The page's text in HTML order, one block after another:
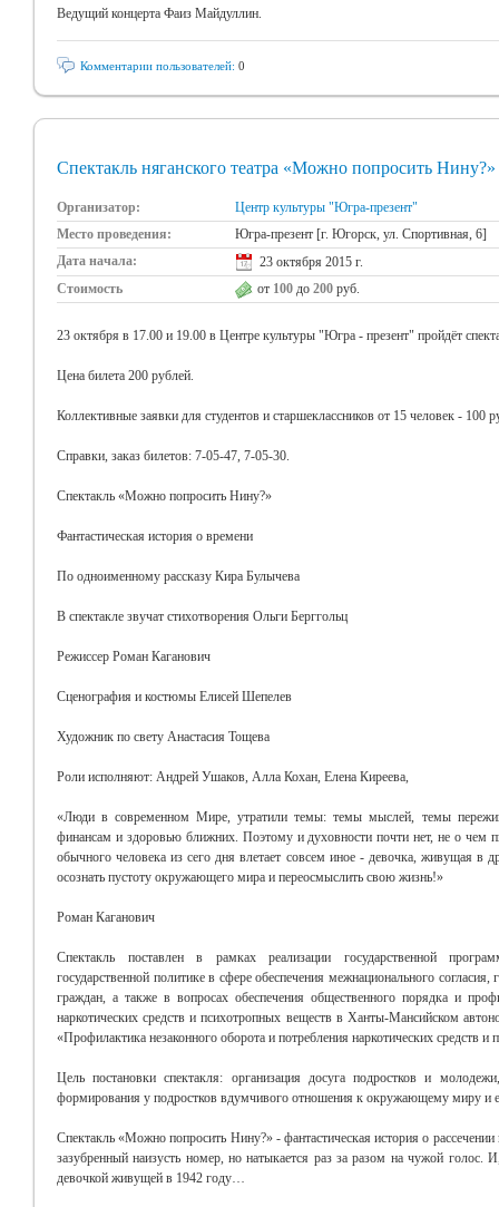
Ведущий концерта Фаиз Майдуллин.
Комментарии пользователей: 0
Спектакль няганского театра «Можно попросить
Организатор:
Центр культуры "Югра-презент"
Место проведения:
Югра-презент [г. Югорск, ул. Спортивная, 6]
Дата начала:
23 октября 2015 г.
Стоимость
от 100 до 200 руб.
23 октября в 17.00 и 19.00 в Центре культуры "Югра - презент" пройдёт
Цена билета 200 рублей.
Коллективные заявки для студентов и старшеклассников от 15 человек - 100
Справки, заказ билетов: 7-05-47, 7-05-30.
Спектакль «Можно попросить Нину?»
Фантастическая история о времени
По одноименному рассказу Кира Булычева
В спектакле звучат стихотворения Ольги Берггольц
Режиссер Роман Каганович
Сценография и костюмы Елисей Шепелев
Художник по свету Анастасия Тощева
Роли исполняют: Андрей Ушаков, Алла Кохан, Елена Киреева,
«Люди в современном Мире, утратили темы: темы мыслей, темы
финансам и здоровью ближних. Поэтому и духовности почти нет, не о чем
обычного человека из сего дня влетает совсем иное - девочка, живущая в
осознать пустоту окружающего мира и переосмыслить свою жизнь!»
Роман Каганович
Спектакль поставлен в рамках реализации государственной
государственной политике в сфере обеспечения межнационального
граждан, а также в вопросах обеспечения общественного порядка и
наркотических средств и психотропных веществ в Ханты-Мансийском
«Профилактика незаконного оборота и потребления наркотических средств и
Цель постановки спектакля: организация досуга подростков и
формирования у подростков вдумчивого отношения к окружающему миру и
Спектакль «Можно попросить Нину?» - фантастическая история о
зазубренный наизусть номер, но натыкается раз за разом на чужой голос.
девочкой живущей в 1942 году…